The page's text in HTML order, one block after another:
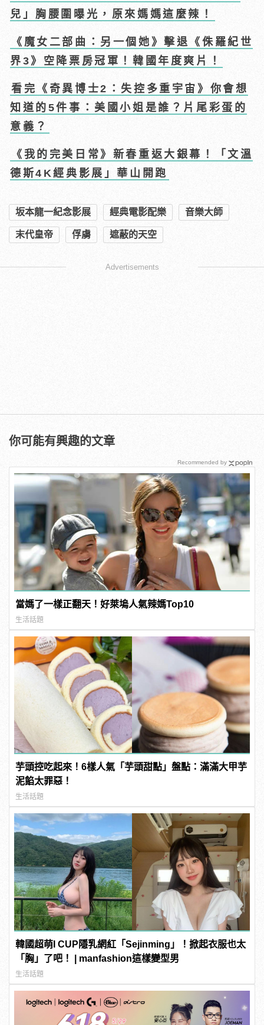
兒」胸腰圍曝光，原來媽媽這麼辣！
《魔女二部曲：另一個她》擊退《侏羅紀世
界3》空降票房冠軍！韓國年度爽片！
看完《奇異博士2：失控多重宇宙》你會想
知道的5件事：美國小姐是誰？片尾彩蛋的
意義？
《我的完美日常》新春重返大銀幕！「文溫
德斯4K經典影展」華山開跑
坂本龍一紀念影展 經典電影配樂 音樂大師
末代皇帝 俘虜 遮蔽的天空
Advertisements
你可能有興趣的文章
當媽了一樣正翻天！好萊塢人氣辣媽Top10
生活話題
芋頭控吃起來！6樣人氣「芋頭甜點」盤點：滿滿大甲芋
泥餡太罪惡！
生活話題
韓國超萌I CUP隱乳網紅「Sejinming」！掀起衣服也太
「胸」了吧！ | manfashion這樣變型男
生活話題
Recommended by